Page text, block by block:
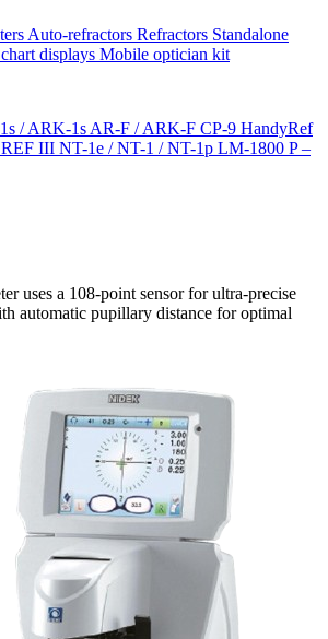
Auto-refractors Refractors Standalone
displays Mobile optician kit
/ ARK-1s AR-F / ARK-F CP-9 HandyRef
III NT-1e / NT-1 / NT-1p LM-1800 P –
uses a 108-point sensor for ultra-precise
automatic pupillary distance for optimal